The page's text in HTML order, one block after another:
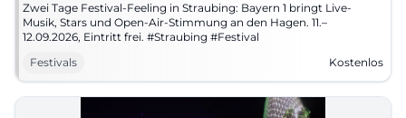
Zwei Tage Festival-Feeling in Straubing: Bayern 1 bringt Live-
Musik, Stars und Open-Air-Stimmung an den Hagen. 11.–
12.09.2026, Eintritt frei. #Straubing #Festival
Festivals
Kostenlos